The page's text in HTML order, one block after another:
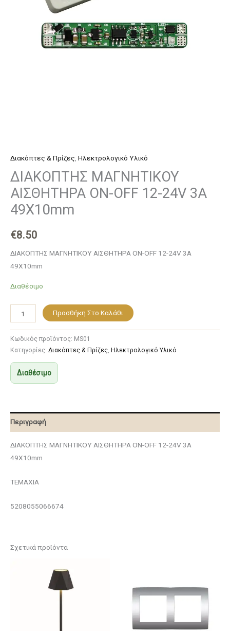
Διακόπτες & Πρίζες, Ηλεκτρολογικό Υλικό
ΔΙΑΚΟΠΤΗΣ ΜΑΓΝΗΤΙΚΟΥ
ΑΙΣΘΗΤΗΡΑ ON-OFF 12-24V 3A
49X10mm
€8.50
ΔΙΑΚΟΠΤΗΣ ΜΑΓΝΗΤΙΚΟΥ ΑΙΣΘΗΤΗΡΑ ON-OFF 12-24V 3A
49X10mm
Διαθέσιμο
49X10mm
Προσθήκη Στο Καλάθι
Κωδικός προϊόντος: MS01
Κατηγορίες: Διακόπτες & Πρίζες, Ηλεκτρολογικό Υλικό
Διαθέσιμο
Περιγραφή
ΔΙΑΚΟΠΤΗΣ ΜΑΓΝΗΤΙΚΟΥ ΑΙΣΘΗΤΗΡΑ ON-OFF 12-24V 3A
49X10mm
ΤΕΜΑΧΙΑ
5208055066674
Σχετικά προϊόντα